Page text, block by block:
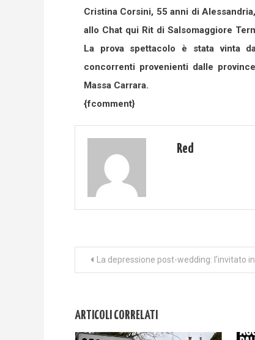
Cristina Corsini, 55 anni di
allo Chat qui Rit di Salsomaggiore
La prova spettacolo è stata vinta
concorrenti provenienti dalle
Massa Carrara.
{fcomment}
Red
Navigazione
La depressione post-wedding: l’invitato
ARTICOLI CORRELATI